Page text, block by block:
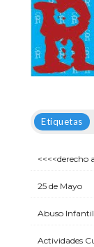
Etiquetas
<<<<derecho
25 de Mayo
Abuso Infantil
Actividades